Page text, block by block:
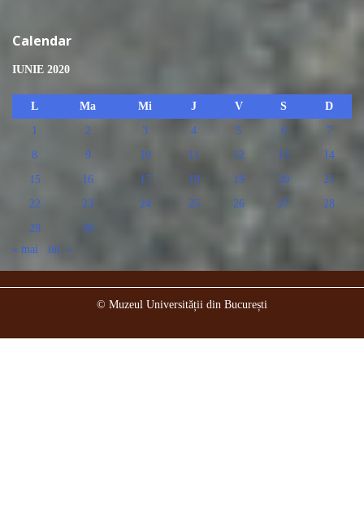
Calendar
IUNIE 2020
L Ma Mi J V S
D
1
2 3 4 5 6
7
8
9 10 11 12 13
14
15
16 17 18 19 20
21
22
23 24 25 26 27
28
29
30
« mai
iul. »
© Muzeul Universității din București